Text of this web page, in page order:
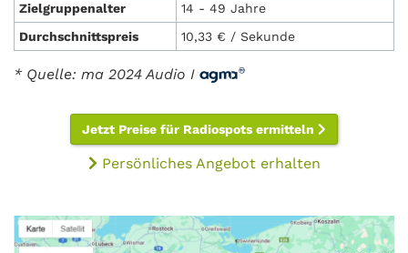
Zielgruppenalter
14 - 49 Jahre
Durchschnittspreis
10,33 € / Sekunde
* Quelle: ma 2024 Audio I
Jetzt Preise für Radiospots ermitteln
Persönliches Angebot erhalten